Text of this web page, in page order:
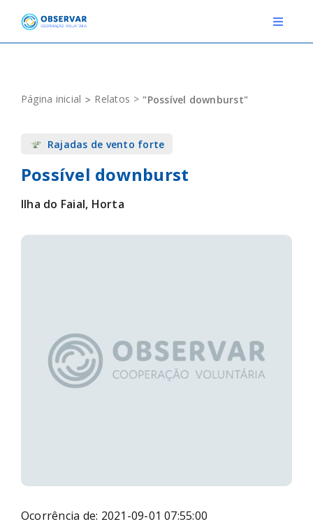
content
Toggle
EVENTOS
DEFINIÇÕES
F.A.Q.
Página inicial Relatos "Possível downburst"
Rajadas de vento forte
Possível downburst
Ilha do Faial, Horta
Ocorrência de: 2021-09-01 07:55:00